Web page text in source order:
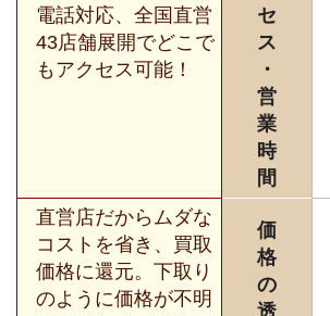
電話対応、全国直営
43店舗展開でどこで
もアクセス可能！
セ
ス
・
営
業
時
間
直営店だからムダな
コストを省き、買取
価格に還元。下取り
のように価格が不明
価
格
の
透